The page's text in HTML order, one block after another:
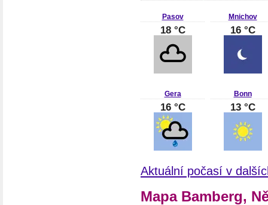
Pasov
18 °C
Mnichov
16 °C
Gera
16 °C
Bonn
13 °C
Aktuální počasí v
Mapa Bamberg,